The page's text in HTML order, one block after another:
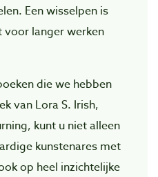
Een wisselpen is
langer werken
die we hebben
van Lora S. Irish,
kunt u niet alleen
kunstenares met
op heel inzichtelijke